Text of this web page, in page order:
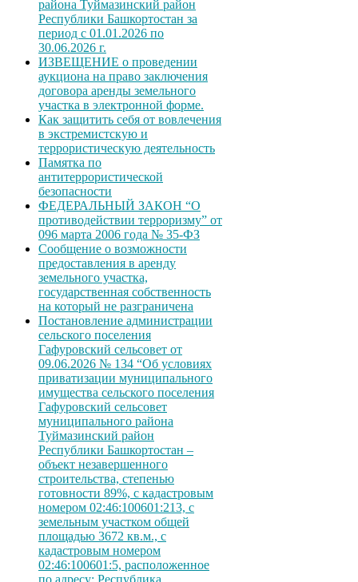
района Туймазинский район
Республики Башкортостан за
период с 01.01.2026 по
30.06.2026 г.
ИЗВЕЩЕНИЕ о проведении
аукциона на право заключения
договора аренды земельного
участка в электронной форме.
Как защитить себя от вовлечения
в экстремистскую и
террористическую деятельность
Памятка по
антитеррористической
безопасности
ФЕДЕРАЛЬНЫЙ ЗАКОН “О
противодействии терроризму” от
096 марта 2006 года № 35-ФЗ
Сообщение о возможности
предоставления в аренду
земельного участка,
государственная собственность
на который не разграничена
Постановление администрации
сельского поселения
Гафуровский сельсовет от
09.06.2026 № 134 “Об условиях
приватизации муниципального
имущества сельского поселения
Гафуровский сельсовет
муниципального района
Туймазинский район
Республики Башкортостан –
объект незавершенного
строительства, степенью
готовности 89%, с кадастровым
номером 02:46:100601:213, с
земельным участком общей
площадью 3672 кв.м., с
кадастровым номером
02:46:100601:5, расположенное
по адресу: Республика